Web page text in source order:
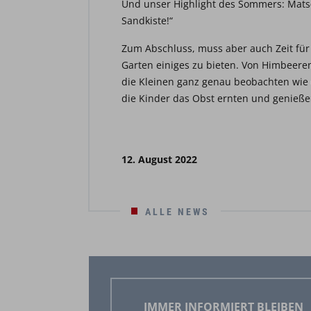
Und unser Highlight des Sommers:
Sandkiste!“
Zum Abschluss, muss aber auch Zeit
Garten einiges zu bieten. Von
die Kleinen ganz genau beobachten
die Kinder das Obst ernten und
12. August 2022
ALLE NEWS
IMMER INFORMIERT BLEIBEN